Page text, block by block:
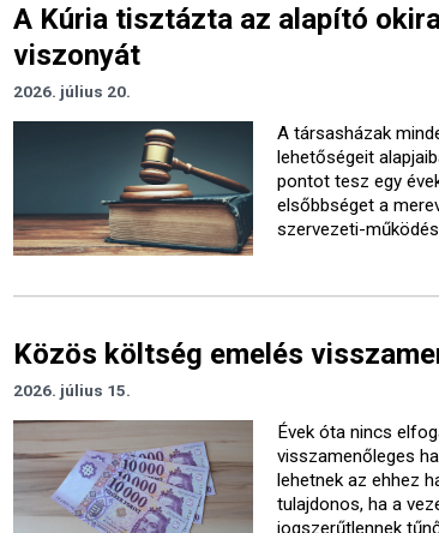
A Kúria tisztázta az alapító
viszonyát
2026. július 20.
A társasházak
lehetőségeit
pontot tesz egy
elsőbbséget a
szervezeti-
Közös költség emelés
2026. július 15.
Évek óta nincs
visszamenőleges
lehetnek az ehhez
tulajdonos, ha a
jogszerűtlennek